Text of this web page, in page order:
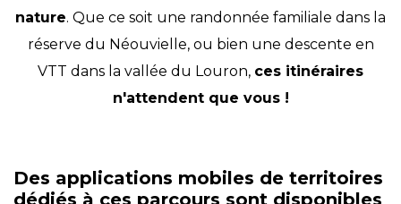
nature. Que ce soit une randonnée familiale dans la
réserve du Néouvielle, ou bien une descente en
VTT dans la vallée du Louron, ces itinéraires
n'attendent que vous !
Des applications mobiles de territoires
dédiés à ces parcours sont disponibles